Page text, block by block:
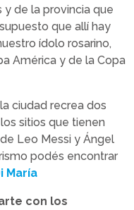
de la provincia que
que allí hay
ídolo rosarino,
América y de la Copa
ciudad recrea dos
sitios que tienen
Leo Messi y Ángel
podés encontrar
María
con los